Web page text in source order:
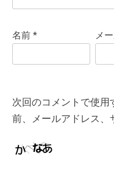
名前* メ
次回のコメントで使用
前、メールアドレス、